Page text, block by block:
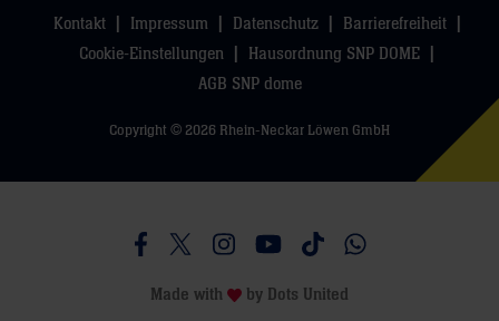
Kontakt Impressum Datenschutz
Barrierefreiheit
Cookie-Einstellungen
Hausordnung SNP DOME
AGB SNP dome
Copyright © 2026 Rhein-Neckar Löwen GmbH
Besucht uns auf Facebook
Besucht uns auf Twitter
Besucht uns auf Instagram
Besucht uns auf Youtube
Besucht uns auf
Besucht uns auf
Made with by Dots United